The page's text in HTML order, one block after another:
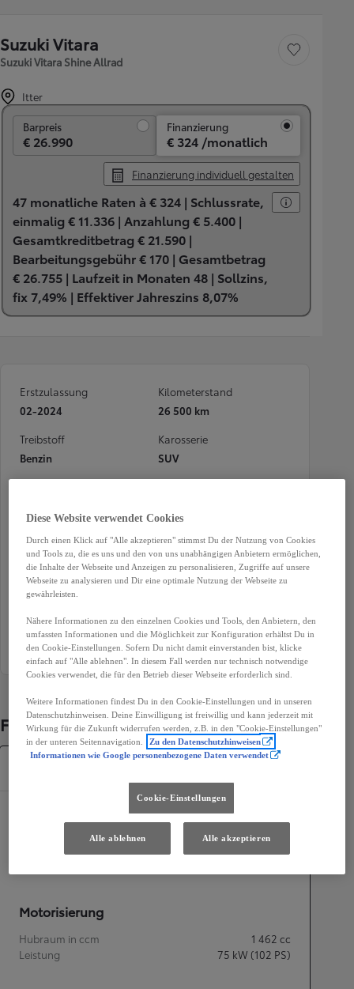
Suzuki Vitara
Suzuki Vitara Shine Allrad
Fahrzeug speichern
Itter
Barpreis
€ 26.990
Finanzierung
€ 324 /monatlich
Finanzierung individuell gestalten
47 monatliche Raten à € 324 | Schlussrate,
einmalig € 11.336 | Anzahlung € 5.400 |
Gesamtkreditbetrag € 21.590 |
Bearbeitungsgebühr € 170 | Gesamtbetrag
€ 26.755 | Laufzeit in Monaten 48 | Sollzins,
fix 7,49% | Effektiver Jahreszins 8,07%
Erstzulassung
02-2024
Kilometerstand
26 500 km
Treibstoff
Benzin
Karosserie
SUV
Türen
Sitze
1
Außenfarbe
Silber
Garantie
Antriebsart
Allradantrieb
Fahrzeugdetails
Maße und Abmessungen
Motorisierung
Hubraum in ccm 1 462 cc
Leistung
75 kW (102 PS)
Diese Website verwendet Cookies
Durch einen Klick auf "Alle akzeptieren" stimmst Du der Nutzung von Cookies
und Tools zu, die es uns und den von uns unabhängigen Anbietern ermöglichen,
die Inhalte der Webseite und Anzeigen zu personalisieren, Zugriffe auf unsere
Webseite zu analysieren und Dir eine optimale Nutzung der Webseite zu
gewährleisten.
Nähere Informationen zu den einzelnen Cookies und Tools, den Anbietern, den
umfassten Informationen und die Möglichkeit zur Konfiguration erhältst Du in
den Cookie-Einstellungen. Sofern Du nicht damit einverstanden bist, klicke
einfach auf "Alle ablehnen". In diesem Fall werden nur technisch notwendige
Cookies verwendet, die für den Betrieb dieser Webseite erforderlich sind.
Weitere Informationen findest Du in den Cookie-Einstellungen und in unseren
Datenschutzhinweisen. Deine Einwilligung ist freiwillig und kann jederzeit mit
Wirkung für die Zukunft widerrufen werden, z.B. in den "Cookie-Einstellungen"
in der unteren Seitennavigation.
Zu den Datenschutzhinweisen
Informationen wie Google personenbezogene Daten verwendet
Cookie-Einstellungen
Alle ablehnen Alle akzeptieren